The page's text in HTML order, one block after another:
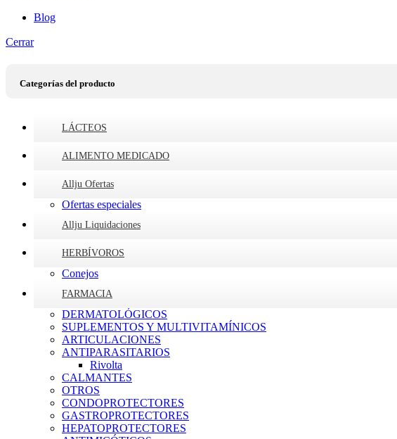
Blog
Cerrar
Categorías del producto
LÁCTEOS
ALIMENTO MEDICADO
Allju Ofertas
Ofertas especiales
Allju Liquidaciones
HERBÍVOROS
Conejos
FARMACIA
DERMATOLÓGICOS
SUPLEMENTOS Y MULTIVITAMÍNICOS
ARTICULACIONES
ANTIPARASITARIOS
Rivolta
CALMANTES
OTROS
CONDOPROTECTORES
GASTROPROTECTORES
HEPATOPROTECTORES